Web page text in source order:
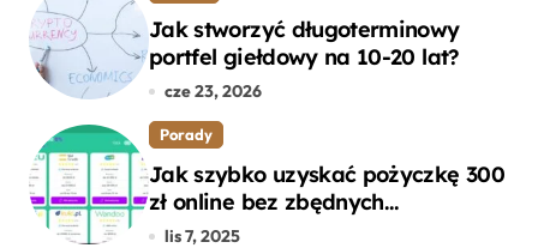
Jak stworzyć długoterminowy
portfel giełdowy na 10-20 lat?
cze 23, 2026
Porady
Jak szybko uzyskać pożyczkę 300
zł online bez zbędnych
formalności?
lis 7, 2025